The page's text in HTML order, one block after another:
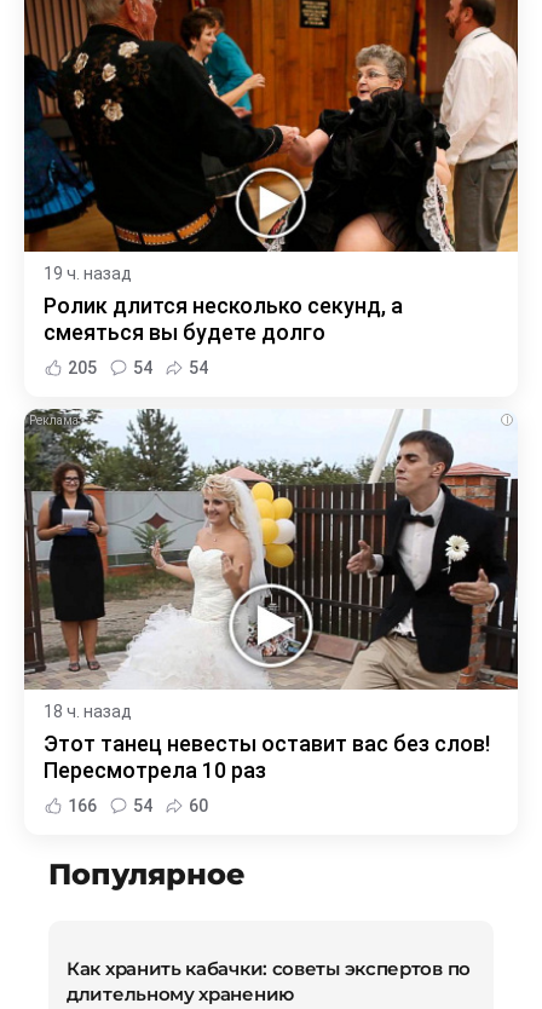
19 ч. назад
Ролик длится несколько секунд, а
смеяться вы будете долго
205 54 54
i
18 ч. назад
Этот танец невесты оставит вас без слов!
Пересмотрела 10 раз
166 54 60
Популярное
Как хранить кабачки: советы экспертов по
длительному хранению